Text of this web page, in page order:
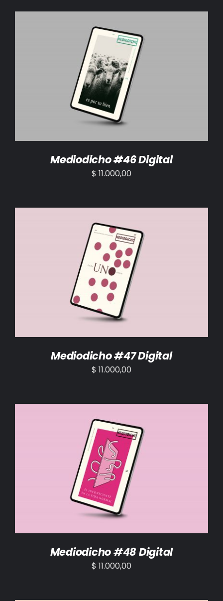
AÑADIR AL CARRITO /
Mediodicho #46 Digital
$ 11.000,00
AÑADIR AL CARRITO /
Mediodicho #47 Digital
$ 11.000,00
AÑADIR AL CARRITO /
Mediodicho #48 Digital
$ 11.000,00